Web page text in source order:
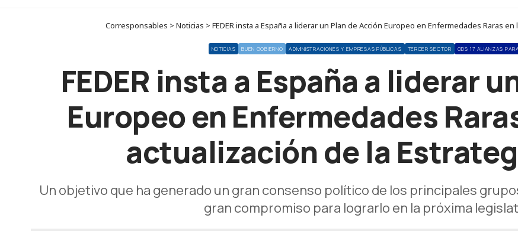
Corresponsables > Noticias > FEDER insta a España a liderar un Plan de Acción Europeo en Enfermedades Raras
NOTICIAS BUEN GOBIERNO ADMINISTRACIONES Y EMPRESAS PÚBLICAS TERCER SECTOR ODS 17 ALIANZAS
FEDER insta a España a liderar
Europeo en Enfermedades
actualización de la
Un objetivo que ha generado un gran consenso político de los principales
gran compromiso para lograrlo en la próxima